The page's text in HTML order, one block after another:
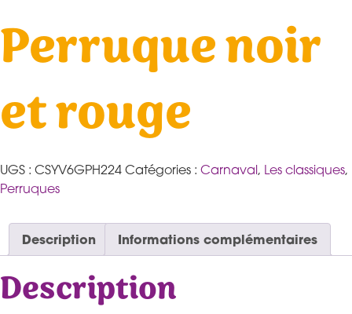
Perruque noir
et rouge
UGS : CSYV6GPH224 Catégories : Carnaval, Les classiques,
Perruques
Description Informations complémentaires
Description